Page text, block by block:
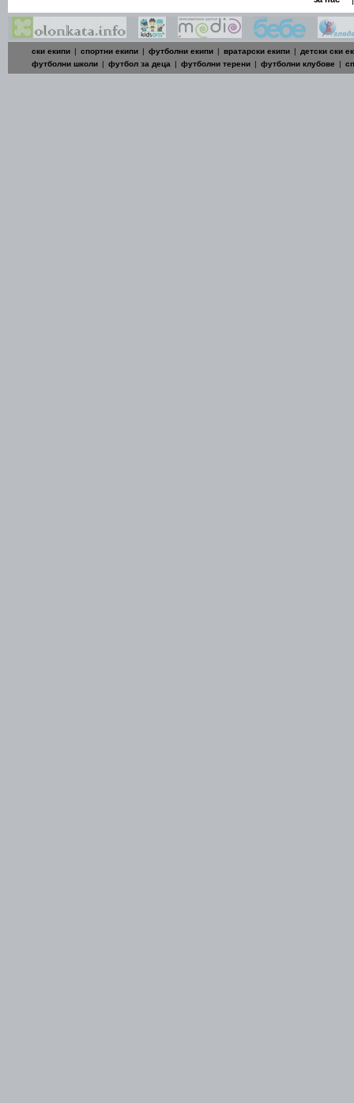
ски екипи | спортни екипи | футболни екипи | вратарски екипи |
детски ски
футболни школи | футбол за деца | футболни терени | футболни клубове |